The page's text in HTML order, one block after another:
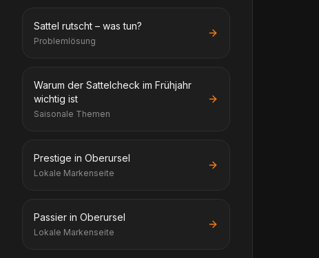
Sattel rutscht – was tun?
Problemlösung
Warum der Sattelcheck im Frühjahr
wichtig ist
Saisonale Themen
Prestige in Oberursel
Lokale Markenseite
Passier in Oberursel
Lokale Markenseite